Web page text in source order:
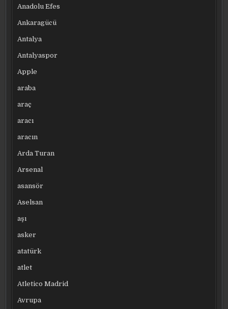
Anadolu Efes
Ankaragücü
Antalya
Antalyaspor
Apple
araba
araç
aracı
aracın
Arda Turan
Arsenal
asansör
Aselsan
aşı
asker
atatürk
atlet
Atletico Madrid
Avrupa